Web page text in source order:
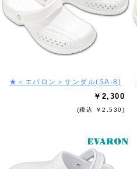
★＜エバロン＞サンダル(SA-8)
￥2,300
(税込 ￥2,530)